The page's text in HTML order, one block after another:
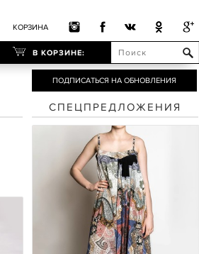
КОРЗИНА
В КОРЗИНЕ:
ПОДПИСАТЬСЯ НА ОБНОВЛЕНИЯ
СПЕЦПРЕДЛОЖЕНИЯ